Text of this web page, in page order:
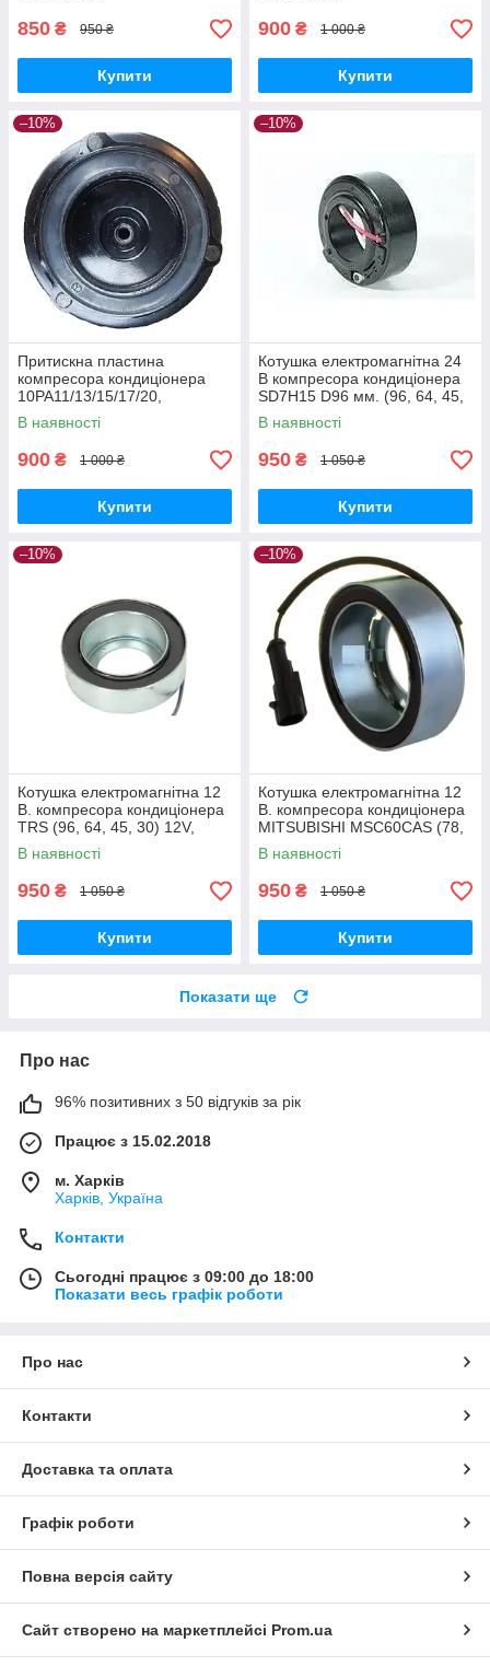
850 ₴ 950 ₴
Купити
900 ₴ 1 000 ₴
Купити
–10%
Притискна пластина
компресора кондиціонера
10PA11/13/15/17/20,
7SB/7SBU/6CA17 AUDI,
MERCEDES, VOLKSWAGEN
В наявності
900 ₴ 1 000 ₴
Купити
–10%
Котушка електромагнітна 24
В компресора кондиціонера
SD7H15 D96 мм. (96, 64, 45,
32) DAF, FIAT, LANCIA
В наявності
950 ₴ 1 050 ₴
Купити
–10%
Котушка електромагнітна 12
В. компресора кондиціонера
TRS (96, 64, 45, 30) 12V,
HONDA
В наявності
950 ₴ 1 050 ₴
Купити
–10%
Котушка електромагнітна 12
В. компресора кондиціонера
MITSUBISHI MSC60CAS (78,
58, 40, 27) 12V, SUZUKI
В наявності
950 ₴ 1 050 ₴
Купити
Показати ще
Про нас
96% позитивних з 50 відгуків за рік
Працює з 15.02.2018
м. Харків
Харків, Україна
Контакти
Сьогодні працює з 09:00 до 18:00
Показати весь графік роботи
Про нас
Контакти
Доставка та оплата
Графік роботи
Повна версія сайту
Сайт створено на маркетплейсі Prom.ua